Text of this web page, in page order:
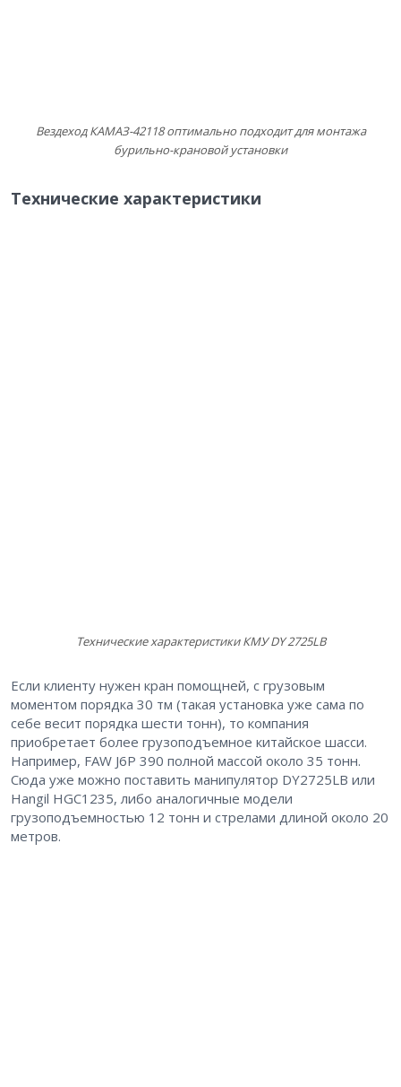
Вездеход КАМАЗ-42118 оптимально подходит для монтажа
бурильно-крановой установки
Технические характеристики
Технические характеристики КМУ DY 2725LB
Если клиенту нужен кран помощней, с грузовым
моментом порядка 30 тм (такая установка уже сама по
себе весит порядка шести тонн), то компания
приобретает более грузоподъемное китайское шасси.
Например, FAW J6P 390 полной массой около 35 тонн.
Сюда уже можно поставить манипулятор DY2725LB или
Hangil HGC1235, либо аналогичные модели
грузоподъемностью 12 тонн и стрелами длиной около 20
метров.